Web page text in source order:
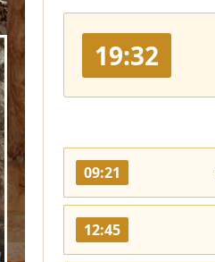
19:32
09:21
12:45